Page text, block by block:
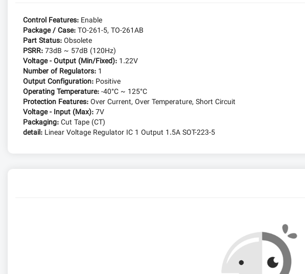
Control Features: Enable
Package / Case:TO-261-5, TO-261AB
Part Status:Obsolete
PSRR:73dB ~ 57dB (120Hz)
Voltage - Output (Min/Fixed): 1.22V
Number of Regulators: 1
Output Configuration: Positive
Operating Temperature:-40°C ~ 125°C
Protection Features:Over Current, Over Temperature, Short Circuit
Voltage - Input (Max):7V
Packaging:Cut Tape (CT)
detail: Linear Voltage Regulator IC 1 Output 1.5A SOT-223-5